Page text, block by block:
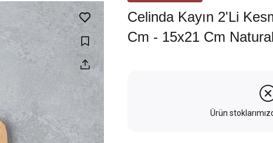
Celinda Kayın 2'li
Cm - 15x21 Cm Natural
Ürün